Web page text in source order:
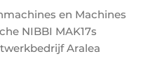
de tuin- en
en Machines
NIBBI MAK17s
Aralea